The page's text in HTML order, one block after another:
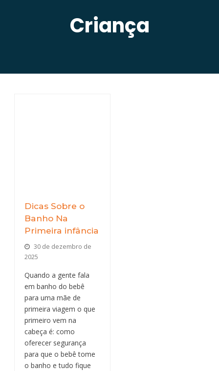
Criança
Dicas Sobre o
Banho Na
Primeira infância
30 de dezembro de
2025
Quando a gente fala
em banho do bebê
para uma mãe de
primeira viagem o que
primeiro vem na
cabeça é: como
oferecer segurança
para que o bebê tome
o banho e tudo fique